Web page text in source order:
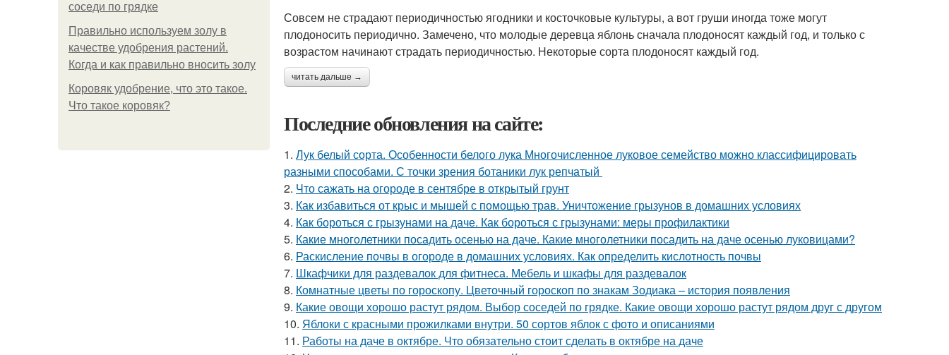
соседи по грядке
Правильно используем золу в
качестве удобрения растений.
Когда и как правильно вносить золу
Коровяк удобрение, что это такое.
Что такое коровяк?
Совсем не страдают периодичностью ягодники и косточковые культуры, а вот груши иногда тоже могут
плодоносить периодично. Замечено, что молодые деревца яблонь сначала плодоносят каждый год, и только с
возрастом начинают страдать периодичностью. Некоторые сорта плодоносят каждый год.
читать дальше →
Последние обновления на сайте:
1. Лук белый сорта. Особенности белого лука Многочисленное луковое семейство можно классифицировать
разными способами. С точки зрения ботаники лук репчатый
2. Что сажать на огороде в сентябре в открытый грунт
3. Как избавиться от крыс и мышей с помощью трав. Уничтожение грызунов в домашних условиях
4. Как бороться с грызунами на даче. Как бороться с грызунами: меры профилактики
5. Какие многолетники посадить осенью на даче. Какие многолетники посадить на даче осенью луковицами?
6. Раскисление почвы в огороде в домашних условиях. Как определить кислотность почвы
7. Шкафчики для раздевалок для фитнеса. Мебель и шкафы для раздевалок
8. Комнатные цветы по гороскопу. Цветочный гороскоп по знакам Зодиака – история появления
9. Какие овощи хорошо растут рядом. Выбор соседей по грядке. Какие овощи хорошо растут рядом друг с другом
10. Яблоки с красными прожилками внутри. 50 сортов яблок с фото и описаниями
11. Работы на даче в октябре. Что обязательно стоит сделать в октябре на даче